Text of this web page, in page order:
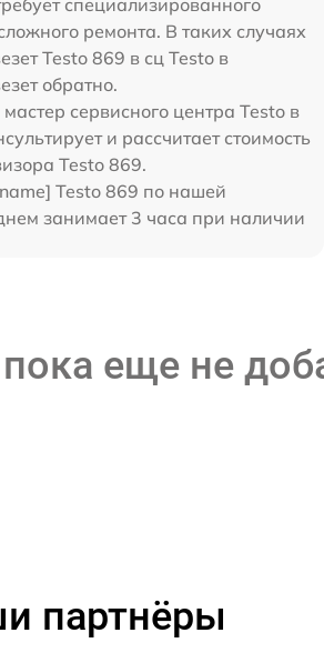
специализированного
ремонта. В таких случаях
Testo 869 в сц Testo в
обратно.
сервисного центра Testo в
и рассчитает стоимость
Testo 869.
Testo 869 по нашей
занимает 3 часа при наличии
еще не
партнёры